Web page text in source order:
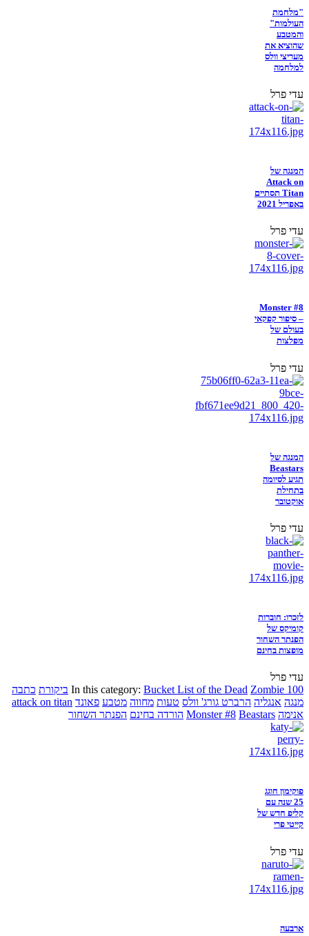
"מלחמת
העולמות"
והמטבע
שהוציא את
מעריצי וולס
למלחמה
עדי פרל
המנגה של
Attack on
Titan תסתיים
באפריל 2021
עדי פרל
Monster #8
– סיפור קפקאי
בעולם של
מפלצות
עדי פרל
המנגה של
Beastars
תגיע לסיומה
בתחילת
אוקטובר
עדי פרל
לזכרו: חוברות
קומיקס של
הפנתר השחור
מופצות בחינם
עדי פרל
In this category: Bucket List of the Dead Zombie 100 ביקורת כתבה
מנגה אנגליה הרברט גורג' וולס טעות מחווה מטבע פאונד attack on titan
אנימה
Monster #8 Beastars הורדה בחינם הפנתר השחור
פוקימון חוגג
25 שנה עם
קליפ חדש של
קייטי פרי
עדי פרל
ארבעה